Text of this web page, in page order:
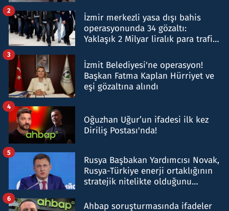
İzmir merkezli yasa dışı bahis
operasyonunda 34 gözaltı:
Yaklaşık 2 Milyar liralık para trafiği
2
İzmit Belediyesi'ne operasyon!
Başkan Fatma Kaplan Hürriyet ve
eşi gözaltına alındı
3
Oğuzhan Uğur’un ifadesi ilk kez
Diriliş Postası'nda!
4
Rusya Başbakan Yardımcısı Novak,
Rusya-Türkiye enerji ortaklığının
stratejik nitelikte olduğunu
5
Ahbap soruşturmasında ifadeler
6